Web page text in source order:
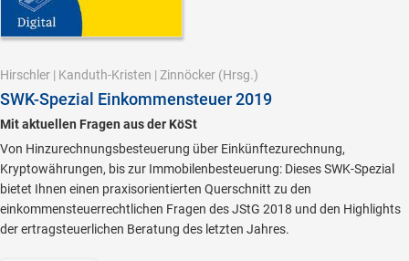
Hirschler | Kanduth-Kristen | Zinnöcker (Hrsg.)
SWK-Spezial Einkommensteuer 2019
Mit aktuellen Fragen aus der KöSt
Von Hinzurechnungsbesteuerung über Einkünftezurechnung,
Kryptowährungen, bis zur Immobilenbesteuerung: Dieses SWK-Spezial
bietet Ihnen einen praxisorientierten Querschnitt zu den
einkommensteuerrechtlichen Fragen des JStG 2018 und den Highlights
der ertragsteuerlichen Beratung des letzten Jahres.